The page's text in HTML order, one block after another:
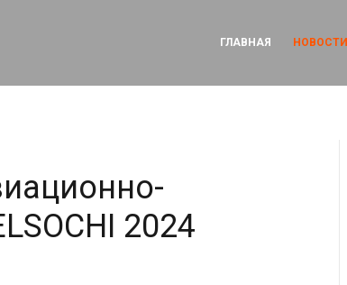
ГЛАВНАЯ НОВОСТИ
2024